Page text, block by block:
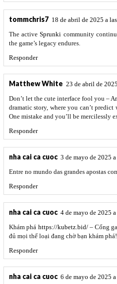
tommchris7 18 de abril de 2025 a
The activeSprunki community
the game’s legacy endures.
Responder
Matthew White 23 de abril de
Don’t let the cute interface fool you –
dramatic story, where you can’t
One mistake and you’ll be mercilessly
Responder
nha cai ca cuoc 3 de mayo de 2025
Entre no mundo das grandes apostas
Responder
nha cai ca cuoc 4 de mayo de 2025
Khám phá https://kubetz.bid/– Cổng
đủ mọi thể loại đang chờ bạn khám phá!
Responder
nha cai ca cuoc 6 de mayo de 2025